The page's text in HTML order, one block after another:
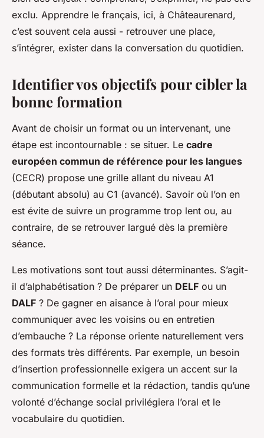
exclu. Apprendre le français, ici, à Châteaurenard,
c’est souvent cela aussi - retrouver une place,
s’intégrer, exister dans la conversation du quotidien.
Identifier vos objectifs pour cibler la
bonne formation
Avant de choisir un format ou un intervenant, une
étape est incontournable : se situer. Le cadre
européen commun de référence pour les langues
(CECR) propose une grille allant du niveau A1
(débutant absolu) au C1 (avancé). Savoir où l’on en
est évite de suivre un programme trop lent ou, au
contraire, de se retrouver largué dès la première
séance.
Les motivations sont tout aussi déterminantes. S’agit-
il d’alphabétisation ? De préparer un DELF ou un
DALF ? De gagner en aisance à l’oral pour mieux
communiquer avec les voisins ou en entretien
d’embauche ? La réponse oriente naturellement vers
des formats très différents. Par exemple, un besoin
d’insertion professionnelle exigera un accent sur la
communication formelle et la rédaction, tandis qu’une
volonté d’échange social privilégiera l’oral et le
vocabulaire du quotidien.